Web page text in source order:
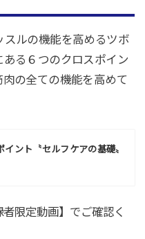
スルの機能を高めるツボ
る６つのクロスポイン
肉の全ての機能を高めて
イント〝セルフケアの基礎〟
限定動画】でご確認く